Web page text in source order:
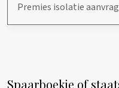
Premies isolatie
Spaarboekje of